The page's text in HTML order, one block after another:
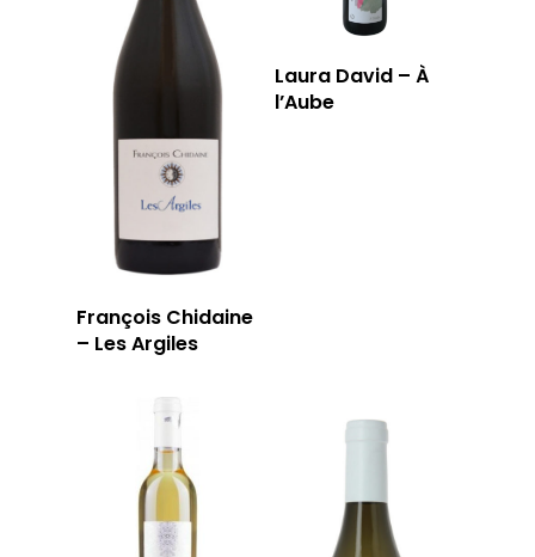
François Chidaine
– Les Argiles
Laura David – À
l’Aube
13006 Marseille
T: 04 91 33 46 59